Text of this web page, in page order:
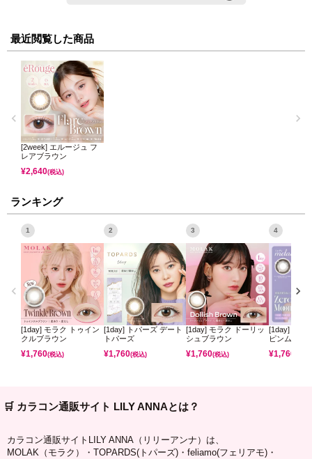
最近閲覧した商品
[2week] エルージュ フ
レアブラウン
¥2,640(税込)
ランキング
1
[1day] モラク トゥイン
クルブラウン
¥1,760(税込)
2
[1day] トパーズ デート
トパーズ
¥1,760(税込)
3
[1day] モラク ドーリッ
シュブラウン
¥1,760(税込)
4
[1day] ミレ
ピンムーン
¥1,760
🛒 カラコン通販サイト LILY ANNAとは？
カラコン通販サイトLILY ANNA（リリーアンナ）は、
MOLAK（モラク）・TOPARDS(トパーズ)・feliamo(フェリアモ)・